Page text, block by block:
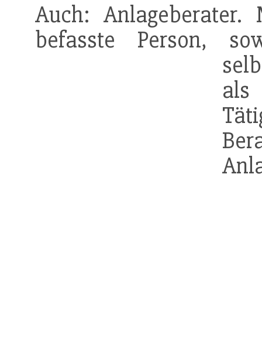
Auch: Anlageberater.
befasste Person,
als